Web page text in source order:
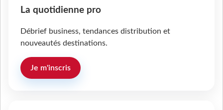
La quotidienne pro
Débrief business, tendances distribution et
nouveautés destinations.
Je m'inscris